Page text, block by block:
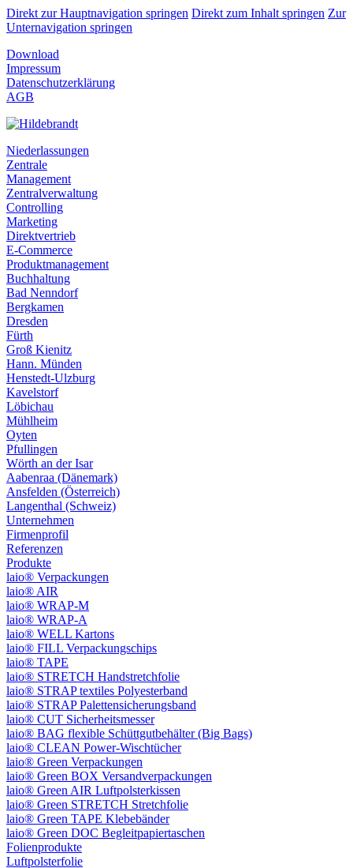
Direkt zur Hauptnavigation springen Direkt zum Inhalt springen Zur
Unternavigation springen
Download
Impressum
Datenschutzerklärung
AGB
Niederlassungen
Zentrale
Management
Zentralverwaltung
Controlling
Marketing
Direktvertrieb
E-Commerce
Produktmanagement
Buchhaltung
Bad Nenndorf
Bergkamen
Dresden
Fürth
Groß Kienitz
Hann. Münden
Henstedt-Ulzburg
Kavelstorf
Löbichau
Mühlheim
Oyten
Pfullingen
Wörth an der Isar
Aabenraa (Dänemark)
Ansfelden (Österreich)
Langenthal (Schweiz)
Unternehmen
Firmenprofil
Referenzen
Produkte
laio® Verpackungen
laio® AIR
laio® WRAP-M
laio® WRAP-A
laio® WELL Kartons
laio® FILL Verpackungschips
laio® TAPE
laio® STRETCH Handstretchfolie
laio® STRAP textiles Polyesterband
laio® STRAP Palettensicherungsband
laio® CUT Sicherheitsmesser
laio® BAG flexible Schüttgutbehälter (Big Bags)
laio® CLEAN Power-Wischtücher
laio® Green Verpackungen
laio® Green BOX Versandverpackungen
laio® Green AIR Luftpolsterkissen
laio® Green STRETCH Stretchfolie
laio® Green TAPE Klebebänder
laio® Green DOC Begleitpapiertaschen
Folienprodukte
Luftpolsterfolie